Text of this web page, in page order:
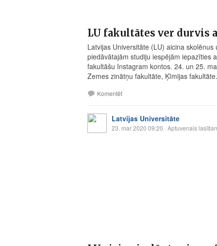
LU fakultātes ver durvis
Latvijas Universitāte (LU) aicina
piedāvātajām studiju iespējām iepazīties
fakultāšu Instagram kontos. 24. un 25.
Zemes zinātņu fakultāte, Ķīmijas
Komentēt
Latvijas Universitāte
23. mar 2020 09:20 · Aptuvenais